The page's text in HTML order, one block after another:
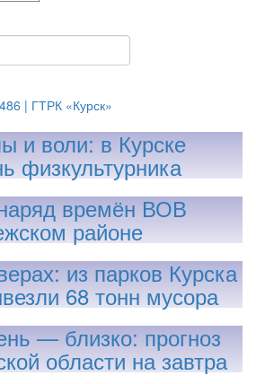
и воли: в Курске
физкультурника
времён ВОВ
районе
из парков Курска
68 тонн мусора
— близко: прогноз
области на завтра